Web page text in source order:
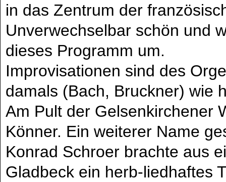
in das Zentrum der
Unverwechselbar schön und
dieses Programm um.
Improvisationen sind des
damals (Bach, Bruckner) wie
Am Pult der Gelsenkirchener
Könner. Ein weiterer Name
Konrad Schroer brachte aus
Gladbeck ein herb-liedhaftes